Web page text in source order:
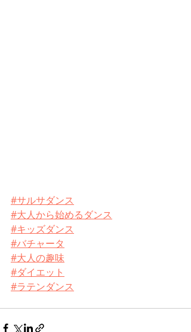
#サルサダンス
#大人から始めるダンス
#キッズダンス
#バチャータ
#大人の趣味
#ダイエット
#ラテンダンス